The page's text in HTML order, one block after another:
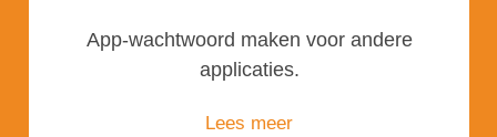
App-wachtwoord maken voor andere
applicaties.
Lees meer